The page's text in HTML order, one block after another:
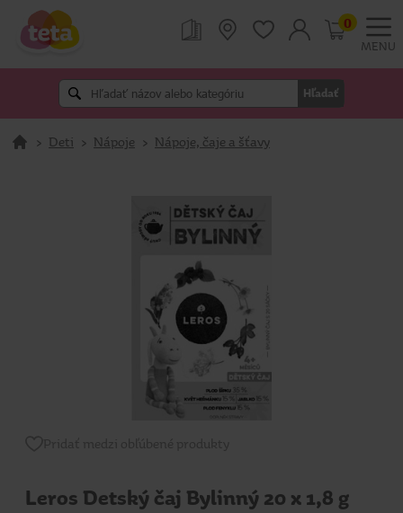
MENU
Hľadať
0
> Deti > Nápoje > Nápoje, čaje a šťavy
Leros Detský čaj Bylinný 20 x 1,8 g